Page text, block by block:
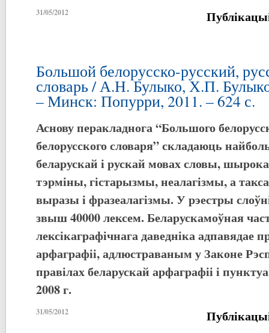
31/05/2012
Большой белорусско-русский,
словарь / А.Н. Булыко, Х.П.
– Минск: Попурри, 2011. – 624 с.
Аснову перакладнога “Большого
белорусского словаря” складаюць
беларускай і рускай мовах словы,
тэрміны, гістарызмы, неалагізмы, а
выразы і фразеалагізмы. У рэестры
звыш 40000 лексем. Беларускамоўная
лексікаграфічнага даведніка адпавядае
арфаграфіі, адлюстраваным у Законе
правілах беларускай арфаграфіі і
2008 г.
31/05/2012